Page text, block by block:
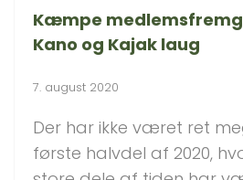
Kæmpe
Kano og Kajak laug
7. august 2020
Der har ikke været ret
første halvdel af 2020,